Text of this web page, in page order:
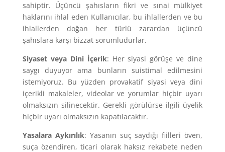
sahiptir. Üçüncü şahısların fikri ve sınai mülkiyet
haklarını ihlal eden Kullanıcılar, bu ihlallerden ve bu
ihlallerden doğan her türlü zarardan üçüncü
şahıslara karşı bizzat sorumludurlar.
Siyaset veya Dini İçerik: Her siyasi görüşe ve dine
saygı duyuyor ama bunların suistimal edilmesini
istemiyoruz. Bu yüzden provakatif siyasi veya dini
içerikli makaleler, videolar ve yorumlar hiçbir uyarı
olmaksızın silinecektir. Gerekli görülürse ilgili üyelik
hiçbir uyarı olmaksızın kapatılacaktır.
Yasalara Aykırılık: Yasanın suç saydığı fiilleri öven,
suça özendiren, ticari olarak haksız rekabete neden